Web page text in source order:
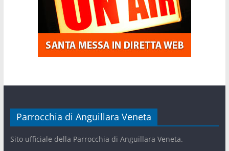
Parrocchia di Anguillara Veneta
Sito ufficiale della Parrocchia di Anguillara Veneta.